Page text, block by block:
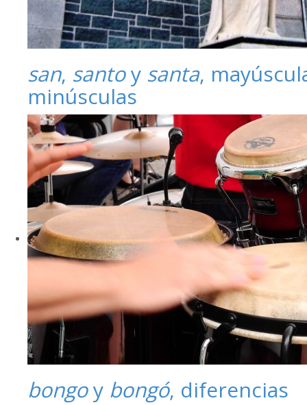
san, santoy santa,
minúsculas
bongoy bongó, diferencias